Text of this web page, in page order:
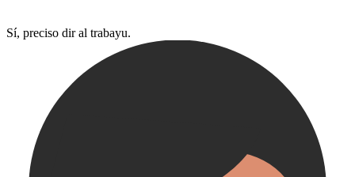
Sí, preciso dir al trabayu.